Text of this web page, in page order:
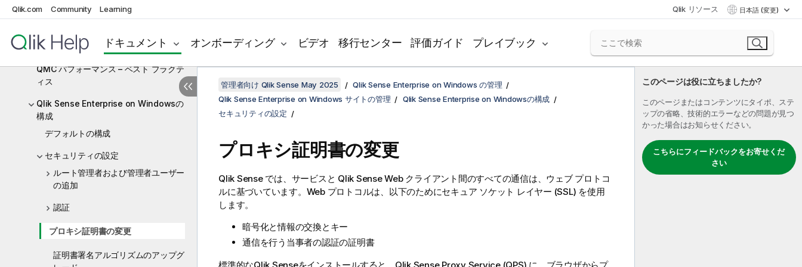
Qlik.com Community Learning Qlik リソース 日本語 (変更)
ドキュメント オンボーディング ビデオ 移行センター 評価ガイド プレイブック
QMC リソースの管理
QMC パフォーマンス – ベスト プラクテ
ィス
Qlik Sense Enterprise on Windowsの
構成
デフォルトの構成
セキュリティの設定
ルート管理者および管理者ユーザー
の追加
認証
プロキシ証明書の変更
証明書署名アルゴリズムのアップグ
このページは役に立ちましたか?
このページまたはコンテンツにタイポ、ステ
ップの省略、技術的エラーなどの問題が見つ
かった場合はお知らせください。
こちらにフィードバックをお寄せくだ
さい
管理者向け Qlik Sense May 2025
Qlik Sense Enterprise on Windows の管理
Qlik Sense Enterprise on Windows サイトの管理
Qlik Sense Enterprise on Windowsの構成
セキュリティの設定
プロキシ証明書の変更
Qlik Senseでは、サービスと Qlik SenseWeb クライアント間のすべての通信は、ウェブ プロトコ
ルに基づいています。Web プロトコルは、以下のためにセキュア ソケット レイヤー (SSL) を使用
します。
暗号化と情報の交換とキー
通信を行う当事者の認証の証明書